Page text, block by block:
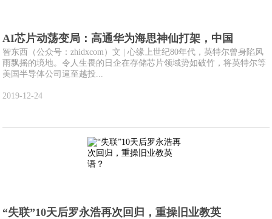
AI芯片动荡变局：高通华为海思神仙打架，中国
智东西（公众号：zhidxcom）文 | 心缘上世纪80年代，英特尔曾身陷风
雨飘摇的境地。令人生畏的日企在存储芯片领域势如破竹，将英特尔等
美国半导体公司逼至越投...
2019-12-24
“失联”10天后罗永浩再次回归，重操旧业教英